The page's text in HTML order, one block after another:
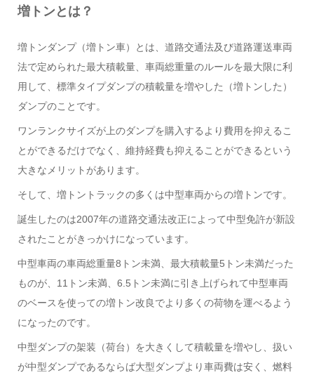
増トンとは？
増トンダンプ（増トン車）とは、道路交通法及び道路運送車両
法で定められた最大積載量、車両総重量のルールを最大限に利
用して、標準タイプダンプの積載量を増やした（増トンした）
ダンプのことです。
ワンランクサイズが上のダンプを購入するより費用を抑えるこ
とができるだけでなく、維持経費も抑えることができるという
大きなメリットがあります。
そして、増トントラックの多くは中型車両からの増トンです。
誕生したのは2007年の道路交通法改正によって中型免許が新設
されたことがきっかけになっています。
中型車両の車両総重量8トン未満、最大積載量5トン未満だった
ものが、11トン未満、6.5トン未満に引き上げられて中型車両
のベースを使っての増トン改良でより多くの荷物を運べるよう
になったのです。
中型ダンプの架装（荷台）を大きくして積載量を増やし、扱い
が中型ダンプであるならば大型ダンプより車両費は安く、燃料